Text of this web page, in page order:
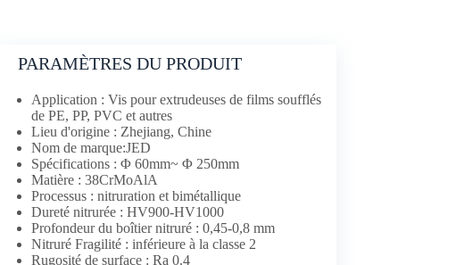
PARAMÈTRES DU PRODUIT
Application : Vis pour extrudeuses de films soufflés
de PE, PP, PVC et autres
Lieu d'origine : Zhejiang, Chine
Nom de marque:JED
Spécifications : Φ 60mm~ Φ 250mm
Matière : 38CrMoAlA
Processus : nitruration et bimétallique
Dureté nitrurée : HV900-HV1000
Profondeur du boîtier nitruré : 0,45-0,8 mm
Nitruré Fragilité : inférieure à la classe 2
Rugosité de surface : Ra 0.4